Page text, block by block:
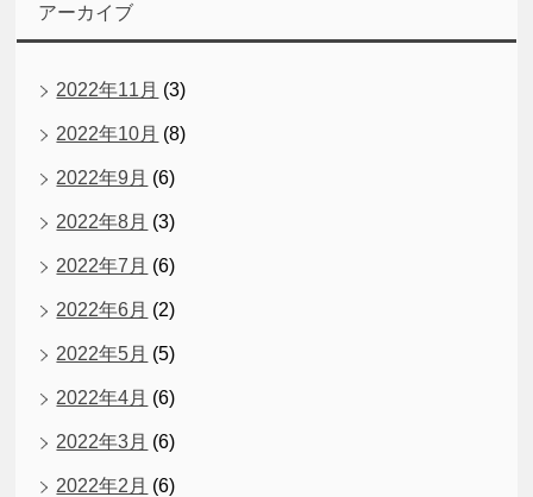
アーカイブ
2022年11月 (3)
2022年10月 (8)
2022年9月 (6)
2022年8月 (3)
2022年7月 (6)
2022年6月 (2)
2022年5月 (5)
2022年4月 (6)
2022年3月 (6)
2022年2月 (6)